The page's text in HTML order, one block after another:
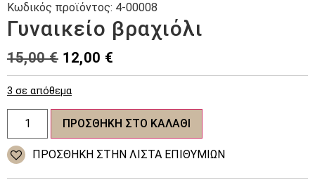
Γυναικείο βραχιόλι
15,00€ Original
price
was:
15,00 €.
12,00 €
τρέχουσα
είναι:
12,00 €.
3 σε απόθεμα
Γυναικείο
βραχιόλι
ποσότητα
ΠΡΟΣΘΉΚΗ ΣΤΟ ΚΑΛΆΘΙ
ΠΡΌΣΘΉΚΗ ΣΤΗΝ ΛΊΣΤΑ ΕΠΙΘΥΜΙΏΝ
Κωδικός προϊόντος: 4-00008